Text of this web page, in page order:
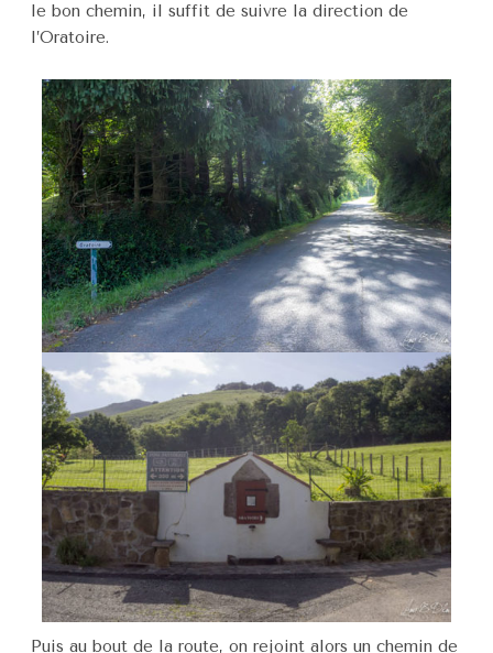
le bon chemin, il suffit de suivre la direction de
l’Oratoire.
Puis au bout de la route, on rejoint alors un chemin de